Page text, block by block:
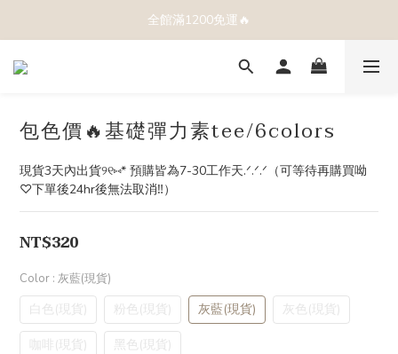
全館滿1200免運🔥
包色價🔥基礎彈力素tee/6colors
現貨3天內出貨୨୧⑅* 預購皆為7-30工作天.ᐟ.ᐟ.ᐟ（可等待再購買呦
♡下單後24hr後無法取消‼️）
NT$320
Color : 灰藍(現貨)
白色(現貨) 粉色(現貨) 灰藍(現貨) 灰色(現貨)
咖啡(現貨) 黑色(現貨)